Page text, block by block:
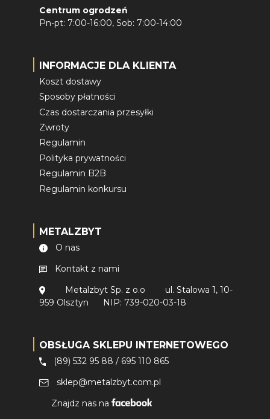
Centrum ogrodzeń
Pn-pt: 7:00-16:00, Sob: 7:00-14:00
INFORMACJE DLA KLIENTA
Koszt dostawy
Sposoby płatności
Czas dostarczania przesyłki
Zwroty
Regulamin
Polityka prywatności
Regulamin B2B
Regulamin konkursu
METALZBYT
O nas
Kontakt z nami
Metalzbyt Sp. z o.o
ul. Stalowa 1, 10-
959 Olsztyn
NIP: 739-020-03-18
OBSŁUGA SKLEPU INTERNETOWEGO
(89) 532 95 88 / 695 110 865
sklep@metalzbyt.com.pl
Znajdz nas na